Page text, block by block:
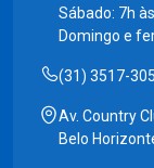
Sábado: 7h
Domingo e
(31) 3517-
Av. Country
Belo